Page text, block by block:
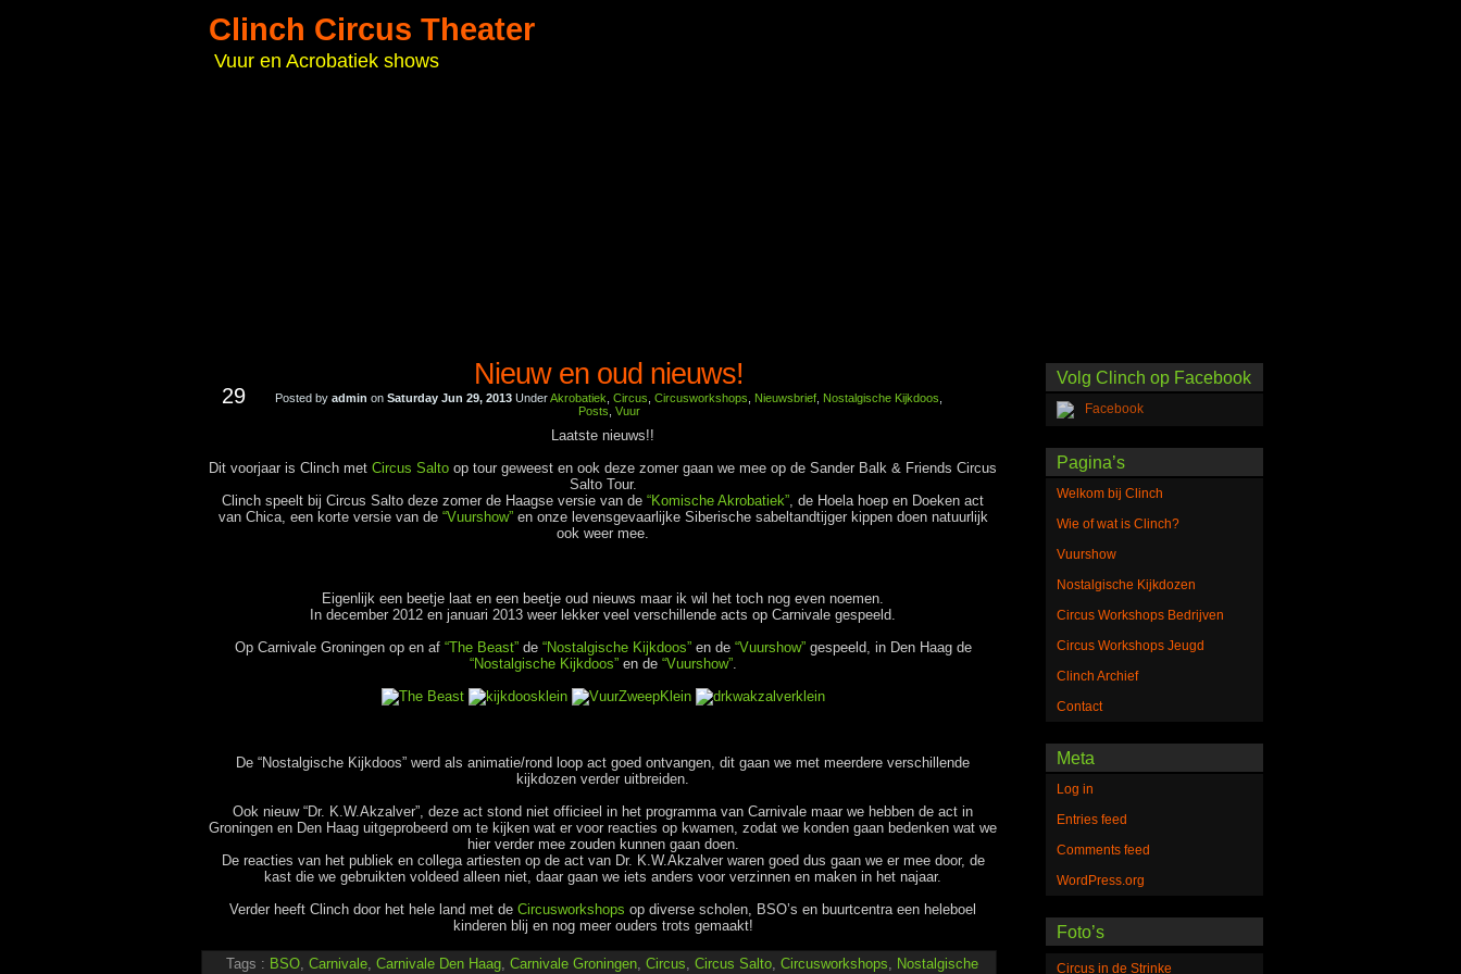
Clinch Circus Theater
Vuur en Acrobatiek shows
29
Nieuw en oud nieuws!
Posted by admin on Saturday Jun 29, 2013 UnderAkrobatiek Circus Circusworkshops Nieuwsbrief Nostalgische Kijkdoos
Posts Vuur
Laatste nieuws!!
Dit voorjaar is Clinch met Circus Salto op tour geweest en ook deze zomer gaan we mee op de Sander Balk & Friends Circus
Salto Tour.
Clinch speelt bij Circus Salto deze zomer de Haagse versie van de “Komische Akrobatiek”, de Hoela hoep en Doeken act
van Chica, een korte versie van de “Vuurshow”en onze levensgevaarlijke Siberische sabeltandtijger kippen doen natuurlijk
ook weer mee.
Eigenlijk een beetje laat en een beetje oud nieuws maar ik wil het toch nog even noemen.
In december 2012 en januari 2013 weer lekker veel verschillende acts op Carnivale gespeeld.
Op Carnivale Groningen op en af “The Beast”de “Nostalgische Kijkdoos”en de “Vuurshow”gespeeld, in Den Haag de
“Nostalgische Kijkdoos”en de “Vuurshow”.
De “Nostalgische Kijkdoos” werd als animatie/rond loop act goed ontvangen, dit gaan we met meerdere verschillende
kijkdozen verder uitbreiden.
Ook nieuw “Dr. K.W.Akzalver”, deze act stond niet officieel in het programma van Carnivale maar we hebben de act in
Groningen en Den Haag uitgeprobeerd om te kijken wat er voor reacties op kwamen, zodat we konden gaan bedenken wat we
hier verder mee zouden kunnen gaan doen.
De reacties van het publiek en collega artiesten op de act van Dr. K.W.Akzalver waren goed dus gaan we er mee door, de
kast die we gebruikten voldeed alleen niet, daar gaan we iets anders voor verzinnen en maken in het najaar.
Verder heeft Clinch door het hele land met de Circusworkshops op diverse scholen, BSO’s en buurtcentra een heleboel
kinderen blij en nog meer ouders trots gemaakt!
Tags : BSO, Carnivale, Carnivale Den Haag, Carnivale Groningen, Circus, Circus Salto, Circusworkshops, Nostalgische
Volg Clinch op Facebook
Pagina’s
Welkom bij Clinch
Wie of wat is Clinch?
Vuurshow
Nostalgische Kijkdozen
Circus Workshops Bedrijven
Circus Workshops Jeugd
Clinch Archief
Contact
Meta
Log in
Entries feed
Comments feed
WordPress.org
Foto’s
Circus in de Strinke